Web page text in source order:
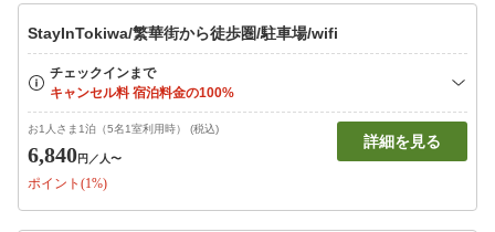
StayInTokiwa/繁華街から徒歩圏/駐車場/wifi
お1人さま1泊（5名1室利用時） (税込)
6,840円 ／人〜
ポイント(1%)
詳細を見る